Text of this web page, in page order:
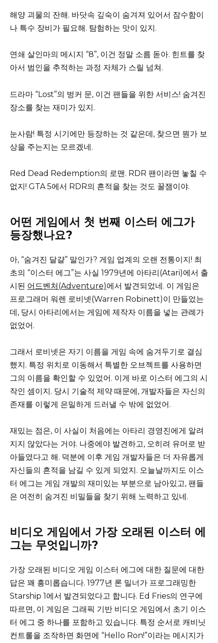
해양 괴물의 잔해. 바닷속 깊숙이 숨겨져 있어서 잠수함이
나 특수 장비가 필요해. 탐험하는 맛이 있지.
연쇄 살인마의 메시지 “8”, 이건 정말 소름 돋아. 힌트를 찾
아서 범인을 추적하는 과정 자체가 스릴 넘쳐.
드라마 “Lost”의 벙커 문, 이건 팬들을 위한 서비스! 숨겨진
장소를 찾는 재미가 있지.
눈사람! 특정 시기에만 등장하는 것 같은데, 찾으면 뭔가 보
상을 주는지는 모르겠네.
Red Dead Redemption의 로맨. RDR 팬이라면 놓칠 수
없지! GTA 5에서 RDR의 흔적을 찾는 것도 꿀잼이야.
어떤 게임에서 첫 번째 이스터 에그가
등장했나요?
아, “숨겨진 달걀” 말인가? 게임 업계의 오랜 전통이지! 최
초의 “이스터 에그”는 사실 1979년에 아타리(Atari)에서 출
시된 어드벤처(Adventure)에서 발견되었네. 이 게임은
프로그래머 워렌 로비넷(Warren Robinett)이 만들었는
데, 당시 아타리에서는 게임에 제작자 이름을 넣는 관례가
없었어.
그래서 로비넷은 자기 이름을 게임 속에 숨겨두기로 결심
했지. 특정 위치로 이동해서 특별한 오브젝트를 사용하면
그의 이름을 확인할 수 있었어. 이게 바로 이스터 에그의 시
작인 셈이지. 당시 기술적 제약 때문에, 개발자들은 자신의
존재를 이렇게 은밀하게 드러낼 수 밖에 없었어.
재밌는 점은, 이 사실이 처음에는 아타리 경영진에게 알려
지지 않았다는 거야. 나중에야 발견하고, 오히려 유머로 받
아들였다고 해. 덕분에 이후 게임 개발자들은 더 자유롭게
자신들의 흔적을 남길 수 있게 되었지. 오늘날까지도 이스
터 에그는 게임 개발의 재미있는 부분으로 남아있고, 팬들
은 여전히 숨겨진 비밀들을 찾기 위해 노력하고 있네.
비디오 게임에서 가장 오래된 이스터 에
그는 무엇입니까?
가장 오래된 비디오 게임 이스터 에그에 대한 질문에 대한
답은 꽤 흥미롭습니다. 1977년 론 밀너가 프로그래밍한
Starship 1에서 발견되었다고 합니다. Ed Fries의 연구에
따르면, 이 게임은 그래픽 기반 비디오 게임에서 초기 이스
터 에그 중 하나를 포함하고 있습니다. 특정 순서로 캐비닛
컨트롤을 조작하면 화면에 “Hello Ron!”이라는 메시지가